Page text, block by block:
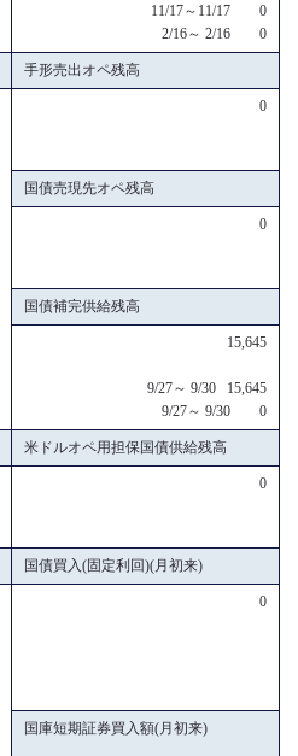
11/17～11/17 0
2/16～ 2/16 0
手形売出オペ残高
0
国債売現先オペ残高
0
国債補完供給残高
15,645
9/27～ 9/30 15,645
9/27～ 9/30 0
米ドルオペ用担保国債供給残高
0
国債買入(固定利回)(月初来)
0
国庫短期証券買入額(月初来)